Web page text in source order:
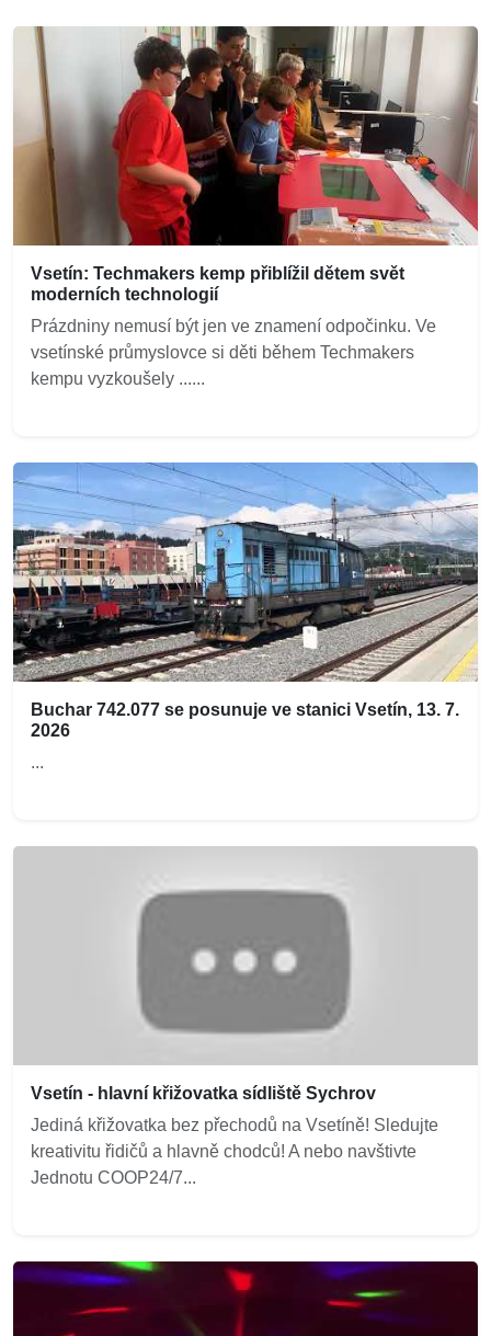
Vsetín: Techmakers kemp přiblížil dětem svět
moderních technologií
Prázdniny nemusí být jen ve znamení odpočinku. Ve
vsetínské průmyslovce si děti během Techmakers
kempu vyzkoušely ......
Buchar 742.077 se posunuje ve stanici Vsetín, 13. 7.
2026
...
Vsetín - hlavní křižovatka sídliště Sychrov
Jediná křižovatka bez přechodů na Vsetíně! Sledujte
kreativitu řidičů a hlavně chodců! A nebo navštivte
Jednotu COOP24/7...